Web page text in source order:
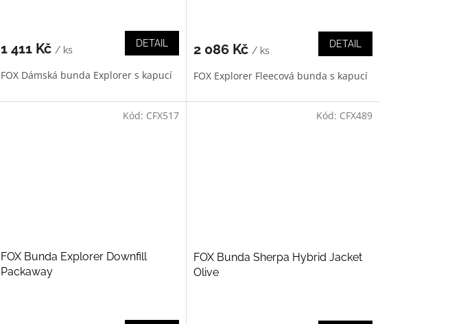
1 411 Kč / ks
DETAIL
FOX Dámská bunda Explorer s kapucí
2 086 Kč / ks
DETAIL
FOX Explorer Fleecová bunda s kapucí
FOX Bunda Explorer Downfill
Packaway
Kód: CFX517
FOX Bunda Sherpa Hybrid Jacket
Olive
Kód: CFX489